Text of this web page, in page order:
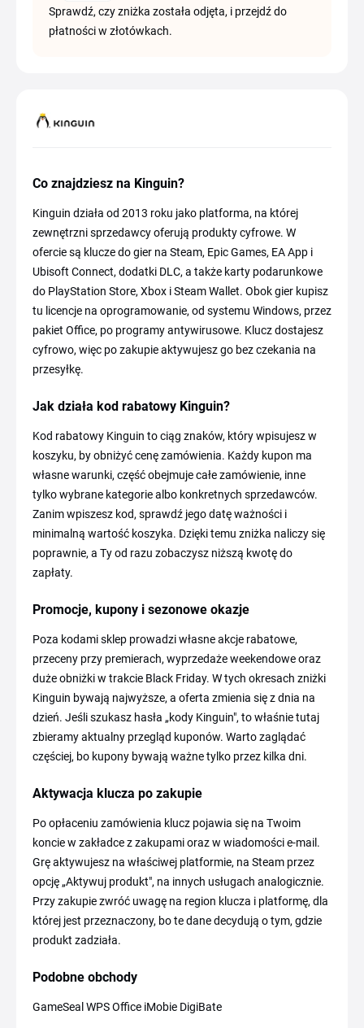
Sprawdź, czy zniżka została odjęta, i przejdź do
płatności w złotówkach.
Co znajdziesz na Kinguin?
Kinguin działa od 2013 roku jako platforma, na której
zewnętrzni sprzedawcy oferują produkty cyfrowe. W
ofercie są klucze do gier na Steam, Epic Games, EA App i
Ubisoft Connect, dodatki DLC, a także karty podarunkowe
do PlayStation Store, Xbox i Steam Wallet. Obok gier kupisz
tu licencje na oprogramowanie, od systemu Windows, przez
pakiet Office, po programy antywirusowe. Klucz dostajesz
cyfrowo, więc po zakupie aktywujesz go bez czekania na
przesyłkę.
Jak działa kod rabatowy Kinguin?
Kod rabatowy Kinguin to ciąg znaków, który wpisujesz w
koszyku, by obniżyć cenę zamówienia. Każdy kupon ma
własne warunki, część obejmuje całe zamówienie, inne
tylko wybrane kategorie albo konkretnych sprzedawców.
Zanim wpiszesz kod, sprawdź jego datę ważności i
minimalną wartość koszyka. Dzięki temu zniżka naliczy się
poprawnie, a Ty od razu zobaczysz niższą kwotę do
zapłaty.
Promocje, kupony i sezonowe okazje
Poza kodami sklep prowadzi własne akcje rabatowe,
przeceny przy premierach, wyprzedaże weekendowe oraz
duże obniżki w trakcie Black Friday. W tych okresach zniżki
Kinguin bywają najwyższe, a oferta zmienia się z dnia na
dzień. Jeśli szukasz hasła „kody Kinguin", to właśnie tutaj
zbieramy aktualny przegląd kuponów. Warto zaglądać
częściej, bo kupony bywają ważne tylko przez kilka dni.
Aktywacja klucza po zakupie
Po opłaceniu zamówienia klucz pojawia się na Twoim
koncie w zakładce z zakupami oraz w wiadomości e-mail.
Grę aktywujesz na właściwej platformie, na Steam przez
opcję „Aktywuj produkt", na innych usługach analogicznie.
Przy zakupie zwróć uwagę na region klucza i platformę, dla
której jest przeznaczony, bo te dane decydują o tym, gdzie
produkt zadziała.
Podobne obchody
GameSeal WPS Office iMobie DigiBate